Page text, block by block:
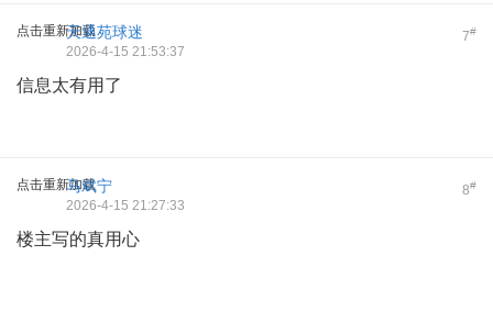
点击重新加载 7#
天通苑球迷
2026-4-15 21:53:37
信息太有用了
点击重新加载 8#
马斌宁
2026-4-15 21:27:33
楼主写的真用心